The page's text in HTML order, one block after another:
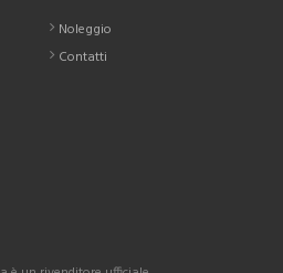
Noleggio
Contatti